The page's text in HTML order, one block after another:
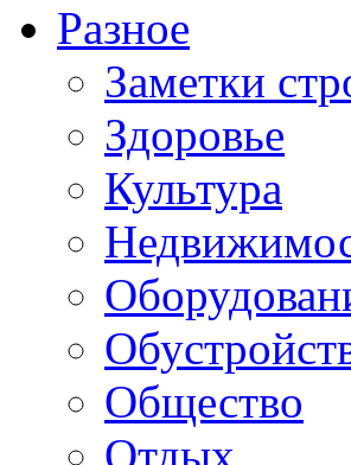
Разное
Заметки
Здоровье
Культура
Общество
Отдых